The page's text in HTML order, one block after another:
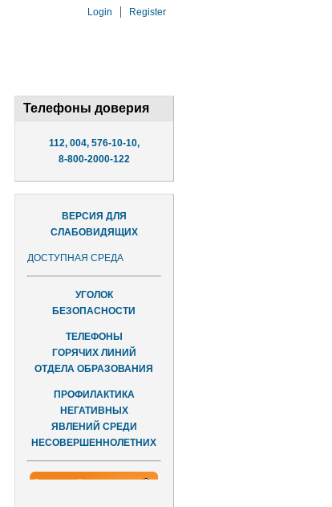
Login Register
Телефоны доверия
112, 004, 576-10-10,
8-800-2000-122
ВЕРСИЯ ДЛЯ
СЛАБОВИДЯЩИХ
ДОСТУПНАЯ СРЕДА
УГОЛОК
БЕЗОПАСНОСТИ
ТЕЛЕФОНЫ
ГОРЯЧИХ ЛИНИЙ
ОТДЕЛА ОБРАЗОВАНИЯ
ПРОФИЛАКТИКА
НЕГАТИВНЫХ
ЯВЛЕНИЙ СРЕДИ
НЕСОВЕРШЕННОЛЕТНИХ